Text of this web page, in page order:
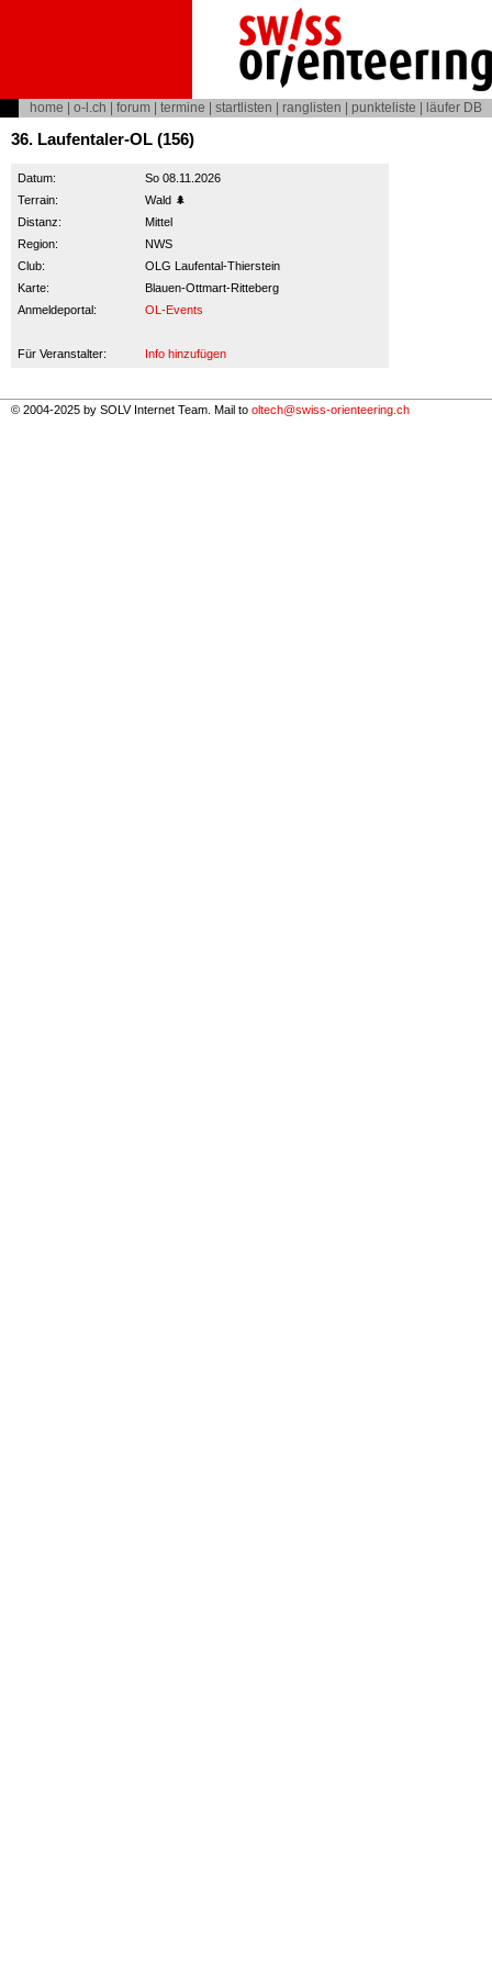
home o-l.ch forum termine startlisten ranglisten punkteliste läufer DB
36. Laufentaler-OL (156)
Datum:
So 08.11.2026
Terrain:
Wald 🌲
Distanz:
Mittel
Region:
NWS
Club:
OLG Laufental-Thierstein
Karte:
Blauen-Ottmart-Ritteberg
Anmeldeportal:
OL-Events
Für Veranstalter: Info hinzufügen
© 2004-2025 by SOLV Internet Team. Mail to oltech@swiss-orienteering.ch